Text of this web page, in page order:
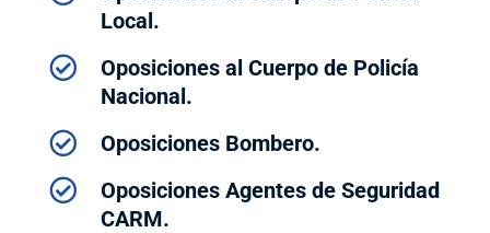
Local.

Oposiciones al Cuerpo de Policía
Nacional.
 Oposiciones Bombero.

Oposiciones Agentes de Seguridad
CARM.